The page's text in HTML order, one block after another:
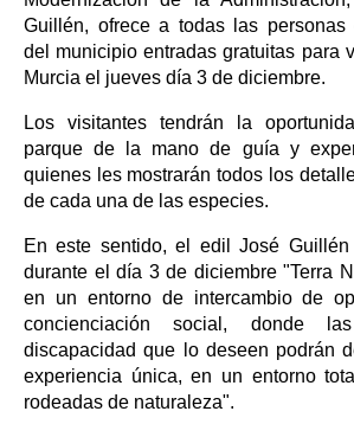
Guillén, ofrece a todas las personas
del municipio entradas gratuitas para
Murcia el jueves día 3 de diciembre.
Los visitantes tendrán la
parque de la mano de guía y
quienes les mostrarán todos los
de cada una de las especies.
En este sentido, el edil José
durante el día 3 de diciembre "Terra
en un entorno de intercambio de
concienciación social, donde
discapacidad que lo deseen podrán
experiencia única, en un entorno
rodeadas de naturaleza".